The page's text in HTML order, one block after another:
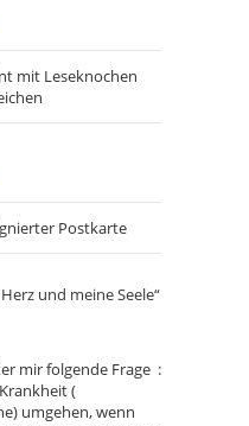
mit Leseknochen
Postkarte
und meine Seele“
mir folgende Frage :
(
umgehen, wenn